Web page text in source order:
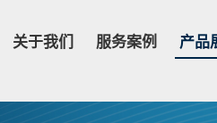
关于我们 服务案例 产品